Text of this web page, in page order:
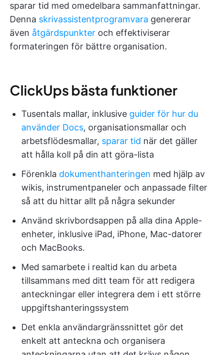
sparar tid med omedelbara sammanfattningar.
Denna skrivassistentprogramvara genererar
även åtgärdspunkter och effektiviserar
formateringen för bättre organisation.
ClickUps bästa funktioner
Tusentals mallar, inklusive guider för hur du
använder Docs, organisationsmallar och
arbetsflödesmallar, sparar tid när det gäller
att hålla koll på din att göra-lista
Förenkla dokumenthanteringen med hjälp av
wikis, instrumentpaneler och anpassade filter
så att du hittar allt på några sekunder
Använd skrivbordsappen på alla dina Apple-
enheter, inklusive iPad, iPhone, Mac-datorer
och MacBooks.
Med samarbete i realtid kan du arbeta
tillsammans med ditt team för att redigera
anteckningar eller integrera dem i ett större
uppgiftshanteringssystem
Det enkla användargränssnittet gör det
enkelt att anteckna och organisera